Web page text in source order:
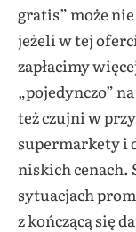
gratis” może
jeżeli w tej
zapłacimy
„pojedynczo”
też czujni w
supermarkety i
niskich cenach.
sytuacjach
z kończącą się